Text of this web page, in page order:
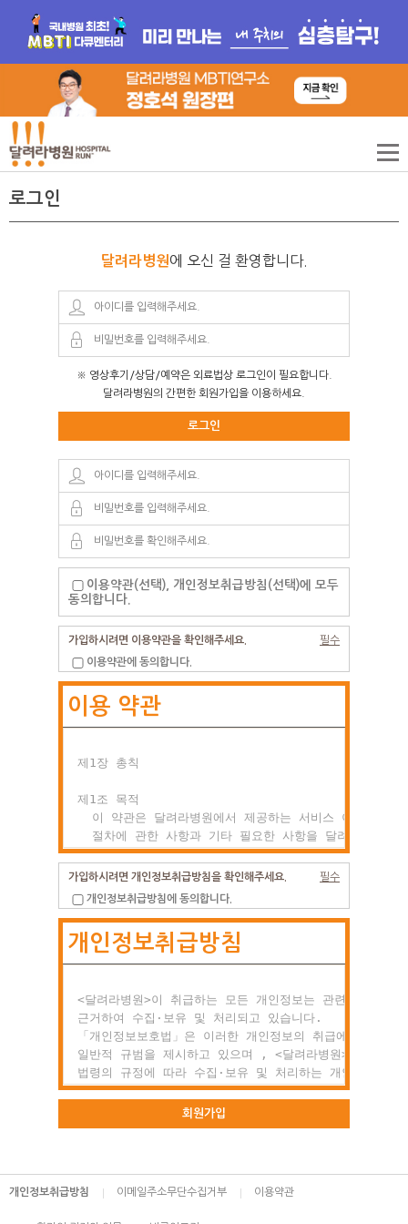
로그인
달려라병원 에 오신 걸 환영합니다.
※ 영상후기/상담/예약은 외료법상 로그인이 필요합니다.
달려라병원의 간편한 회원가입을 이용하세요.
로그인
이용약관(선택), 개인정보취급방침(선택)에 모두
동의합니다.
필수
가입하시려면 이용약관을 확인해주세요.
이용약관에 동의합니다.
이용 약관
제1장 총칙
제1조 목적
  이 약관은 달려라병원에서 제공하는 서비스 이용조건 및
절차에 관한 사항과 기타 필요한 사항을 달려라병원과(
이용자의 권리, 의미 및 책임사항 등을 규정함을 목적
  합니다.
제2조 약관의 효력과 변경
(1) 이 약관은 이용자에게 공시함으로서 효력이 발생
(2) 달려라병원는 사정 변경의 경우와 영업상 중요사유
      전항과 같은 방법으로 효력이 발생합니다.
제3조 약관 외 준칙
  이 약관에 명시되지 않은 사항이 관계법령에 규정되어
  있을 경우에는 그 규정에 따릅니다.
○ 제2장 회원 가입과 서비스 이용
  양식을 작성하고 'ID'와 '비밀번호'를 발급받은 사람을
필수
가입하시려면 개인정보취급방침을 확인해주세요.
개인정보취급방침에 동의합니다.
개인정보취급방침
<달려라병원>이 취급하는 모든 개인정보는 관련 법령에
근거하여 수집·보유 및 처리되고 있습니다.
「개인정보보호법」은 이러한 개인정보의 취급에 대한
일반적 규범을 제시하고 있으며 , <달려라병원>은 이러한
법령의 규정에 따라 수집·보유 및 처리하는 개인정보를
공공업무의 적절한 수행과 정보주체의 권익을 보호하기
위해 적법하고 적정하게 취급할 것입니다.
권익의 침해 등에 대하여 행정심판법에서 정하는 바에 따
회원가입
개인정보취급방침 이메일주소무단수집거부 이용약관